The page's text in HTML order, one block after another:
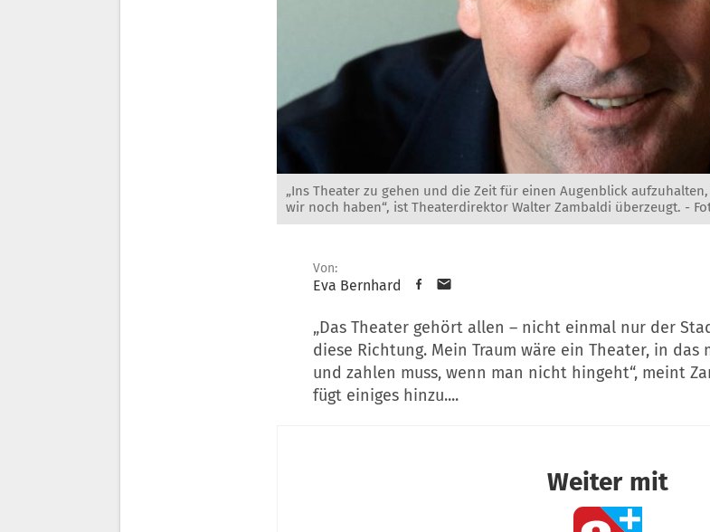
„Ins Theater zu gehen und die Zeit für einen Augenblick
wir noch haben“, ist Theaterdirektor Walter Zambaldi überzeugt. -
Von:
Eva Bernhard
„Das Theater gehört allen – nicht einmal nur der
diese Richtung. Mein Traum wäre ein Theater, in das
und zahlen muss, wenn man nicht hingeht“, meint
fügt einiges hinzu....